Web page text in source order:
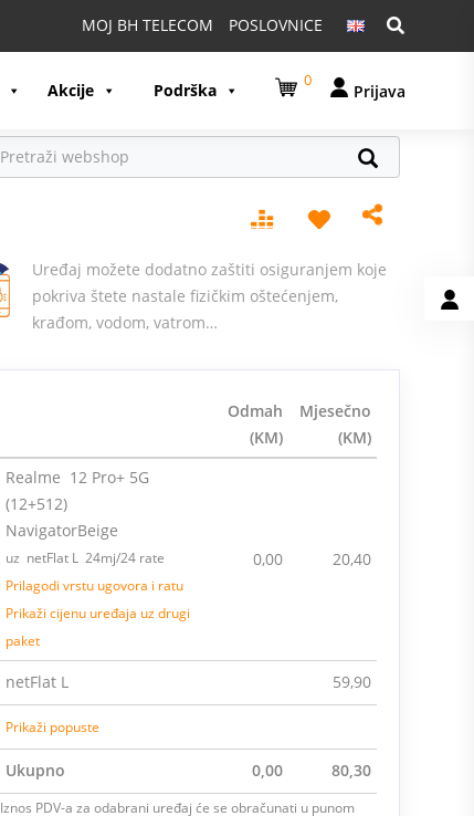
Pretraga:
MOJ BH TELECOM POSLOVNICE
Akcije Podrška 0
Prijava
Uređaj možete dodatno zaštiti osiguranjem koje
pokriva štete nastale fizičkim oštećenjem,
krađom, vodom, vatrom…
Odmah
(KM)
Mjesečno
(KM)
Realme 12 Pro+ 5G
(12+512)
NavigatorBeige
uz netFlat L 24mj/24 rate
Prilagodi vrstu ugovora i ratu
Prikaži cijenu uređaja uz drugi
paket
0,00 20,40
netFlat L 59,90
Prikaži popuste
Ukupno 0,00 80,30
Iznos PDV-a za odabrani uređaj će se obračunati u punom